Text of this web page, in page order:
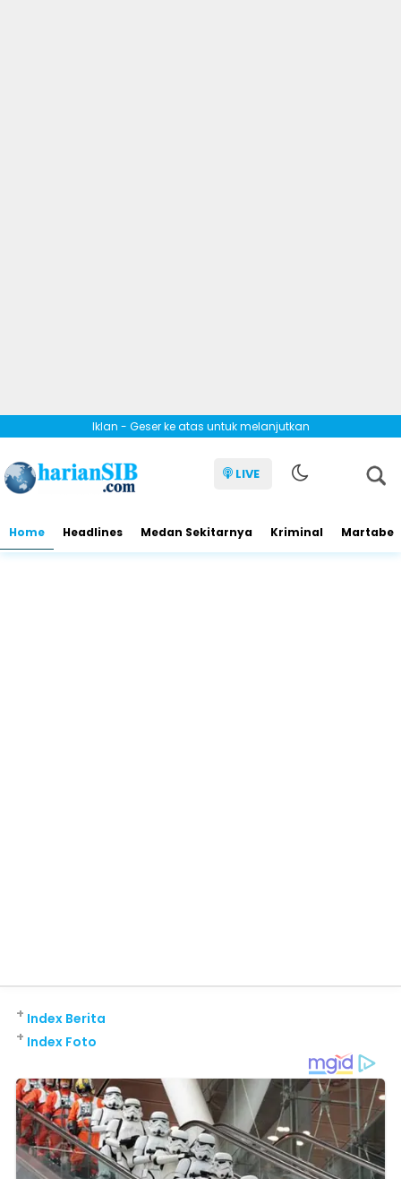
Iklan - Geser ke atas untuk melanjutkan
LIVE
Home Headlines Medan Sekitarnya Kriminal Martabe
Index Berita
+
Index Foto
+